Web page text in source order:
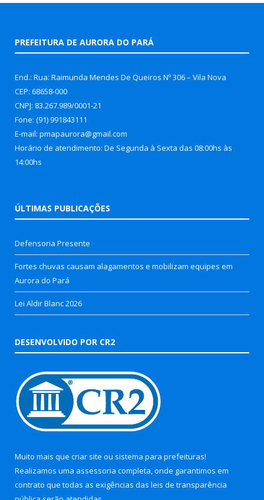
PREFEITURA DE AURORA DO PARÁ
End.: Rua: Raimunda Mendes De Queiros Nº 306 – Vila Nova
CEP: 68658-000
CNPJ: 83.267.989/0001-21
Fone: (91) 991843111
E-mail: pmapaurora@gmail.com
Horário de atendimento: De Segunda à Sexta das 08:00hs às
14:00hs
ÚLTIMAS PUBLICAÇÕES
Defensoria Presente
Fortes chuvas causam alagamentos e mobilizam equipes em
Aurora do Pará
Lei Aldir Blanc 2026
DESENVOLVIDO POR CR2
Muito mais que criar site ou sistema para prefeituras!
Realizamos uma assessoria completa, onde garantimos em
contrato que todas as exigências das leis de transparência